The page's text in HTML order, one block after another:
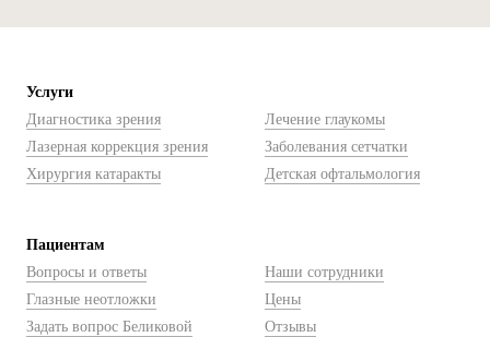
Услуги
Диагностика зрения
Лазерная коррекция зрения
Хирургия катаракты
Лечение глаукомы
Заболевания сетчатки
Детская офтальмология
Пациентам
Вопросы и ответы
Глазные неотложки
Задать вопрос Беликовой
Наши сотрудники
Цены
Отзывы